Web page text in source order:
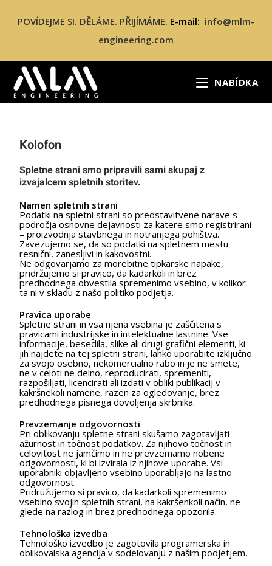
POVÍDEJME SI. DĚLÁME. PŘIJÍMÁME. E-mail: info@mlm-
engineering.com
NABÍDKA
Kolofon
Spletne strani smo pripravili sami skupaj z
izvajalcem spletnih storitev.
Namen spletnih strani
Podatki na spletni strani so predstavitvene narave s
področja osnovne dejavnosti za katere smo registrirani
– proizvodnja stavbnega in notranjega pohištva.
Zavezujemo se, da so podatki na spletnem mestu
resnični, zanesljivi in kakovostni.
Ne odgovarjamo za morebitne tipkarske napake,
pridržujemo si pravico, da kadarkoli in brez
predhodnega obvestila spremenimo vsebino, v kolikor
ta ni v skladu z našo politiko podjetja.
Pravica uporabe
Spletne strani in vsa njena vsebina je zaščitena s
pravicami industrijske in intelektualne lastnine. Vse
informacije, besedila, slike ali drugi grafični elementi, ki
jih najdete na tej spletni strani, lahko uporabite izključno
za svojo osebno, nekomercialno rabo in je ne smete,
ne v celoti ne delno, reproducirati, spremeniti,
razpošiljati, licencirati ali izdati v obliki publikacij v
kakršnekoli namene, razen za ogledovanje, brez
predhodnega pisnega dovoljenja skrbnika.
Prevzemanje odgovornosti
Pri oblikovanju spletne strani skušamo zagotavljati
ažurnost in točnost podatkov. Za njihovo točnost in
celovitost ne jamčimo in ne prevzemamo nobene
odgovornosti, ki bi izvirala iz njihove uporabe. Vsi
uporabniki objavljeno vsebino uporabljajo na lastno
odgovornost.
Pridružujemo si pravico, da kadarkoli spremenimo
vsebino svojih spletnih strani, na kakršenkoli način, ne
glede na razlog in brez predhodnega opozorila.
Tehnološka izvedba
Tehnološko izvedbo je zagotovila programerska in
oblikovalska agencija v sodelovanju z našim podjetjem.